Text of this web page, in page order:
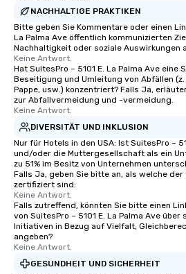
Pop Nouveau will be there every step
of the way to make planning your
wedding day a breeze. We have many
options available for every size venue
and every budget.
NACHHALTIGE PRAKTIKEN
Bitte geben Sie Kommentare oder einen
La Palma Ave öffentlich kommunizierten
Nachhaltigkeit oder soziale Auswirkungen
Keine Antwort.
Hat SuitesPro – 5101 E. La Palma Ave
Beseitigung und Umleitung von Abfällen
Pappe, usw.) konzentriert? Falls Ja,
zur Abfallvermeidung und -vermeidung.
Keine Antwort.
DIVERSITÄT UND INKLUSION
Nur für Hotels in den USA: Ist SuitesPro –
und/oder die Muttergesellschaft als ein
zu 51% im Besitz von Unternehmen
Falls Ja, geben Sie bitte an, als welche
zertifiziert sind:
Keine Antwort.
Falls zutreffend, könnten Sie bitte einen
von SuitesPro – 5101 E. La Palma Ave
Initiativen in Bezug auf Vielfalt,
angeben?
Keine Antwort.
GESUNDHEIT UND SICHERHEIT